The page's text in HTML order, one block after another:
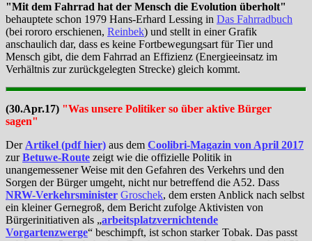
"Mit dem Fahrrad hat der Mensch die Evolution überholt"
behauptete schon 1979 Hans-Erhard Lessing in Das Fahrradbuch
(bei rororo erschienen, Reinbek) und stellt in einer Grafik
anschaulich dar, dass es keine Fortbewegungsart für Tier und
Mensch gibt, die dem Fahrrad an Effizienz (Energieeinsatz im
Verhältnis zur zurückgelegten Strecke) gleich kommt.
(30.Apr.17) "Was unsere Politiker so über aktive Bürger
sagen"
Der Artikel (pdf hier) aus dem Coolibri-Magazin von April 2017
zurBetuwe-Route zeigt wie die offizielle Politik in
unangemessener Weise mit den Gefahren des Verkehrs und den
Sorgen der Bürger umgeht, nicht nur betreffend die A52. Dass
NRW-Verkehrsminister Groschek, dem ersten Anblick nach selbst
ein kleiner Gernegroß, dem Bericht zufolge Aktivisten von
Bürgerinitiativen als „arbeitsplatzvernichtende
Vorgartenzwerge“ beschimpft, ist schon starker Tobak. Das passt